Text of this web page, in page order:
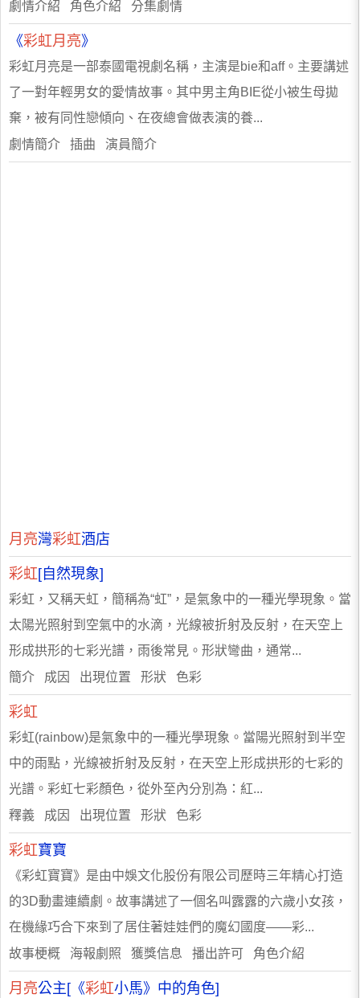
劇情介紹 角色介紹 分集劇情
《彩虹月亮》
彩虹月亮是一部泰國電視劇名稱，主演是bie和aff。主要講述
了一對年輕男女的愛情故事。其中男主角BIE從小被生母拋
棄，被有同性戀傾向、在夜總會做表演的養...
劇情簡介 插曲 演員簡介
月亮灣彩虹酒店
彩虹[自然現象]
彩虹，又稱天虹，簡稱為“虹”，是氣象中的一種光學現象。當
太陽光照射到空氣中的水滴，光線被折射及反射，在天空上
形成拱形的七彩光譜，雨後常見。形狀彎曲，通常...
簡介 成因 出現位置 形狀 色彩
彩虹
彩虹(rainbow)是氣象中的一種光學現象。當陽光照射到半空
中的雨點，光線被折射及反射，在天空上形成拱形的七彩的
光譜。彩虹七彩顏色，從外至內分別為：紅...
釋義 成因 出現位置 形狀 色彩
彩虹寶寶
《彩虹寶寶》是由中娛文化股份有限公司歷時三年精心打造
的3D動畫連續劇。故事講述了一個名叫露露的六歲小女孩，
在機緣巧合下來到了居住著娃娃們的魔幻國度——彩...
故事梗概 海報劇照 獲獎信息 播出許可 角色介紹
月亮公主[《彩虹小馬》中的角色]